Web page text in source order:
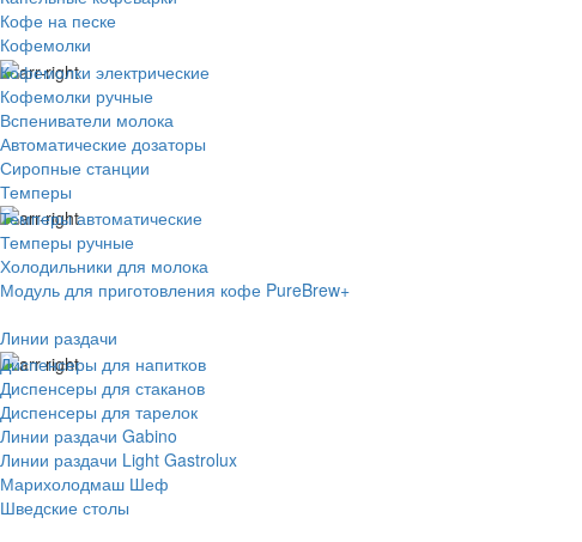
Кофе на песке
Кофемолки
Кофемолки электрические
Кофемолки ручные
Вспениватели молока
Автоматические дозаторы
Сиропные станции
Темперы
Темперы автоматические
Темперы ручные
Холодильники для молока
Модуль для приготовления кофе PureBrew+
Линии раздачи
Диспенсеры для напитков
Диспенсеры для стаканов
Диспенсеры для тарелок
Линии раздачи Gabino
Линии раздачи Light Gastrolux
Марихолодмаш Шеф
Шведские столы